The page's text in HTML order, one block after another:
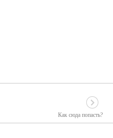
Как сюда попасть?